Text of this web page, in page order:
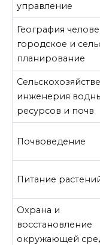
управление
География
городское и
планирование
инженерия
ресурсов и почв
Почвоведение
Питание
Охрана и
восстановление
окружающей